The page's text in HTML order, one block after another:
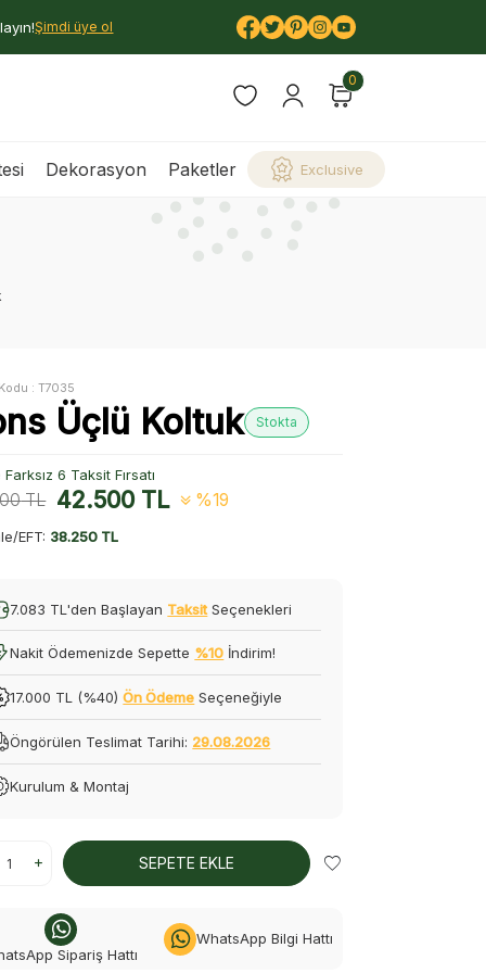
Şimdi üye ol
0
Dekorasyon Paketler Exclusive
:T7035
Üçlü Koltuk Stokta
6 Taksit Fırsatı
TL 42.500TL %19
EFT: 38.250 TL
7.083 TL'den Başlayan Taksit Seçenekleri
Nakit Ödemenizde Sepette %10 İndirim!
17.000 TL (%40)Ön Ödeme Seçeneğiyle
Öngörülen Teslimat Tarihi: 29.08.2026
Kurulum & Montaj
SEPETE EKLE
Sipariş Hattı
WhatsApp Bilgi Hattı